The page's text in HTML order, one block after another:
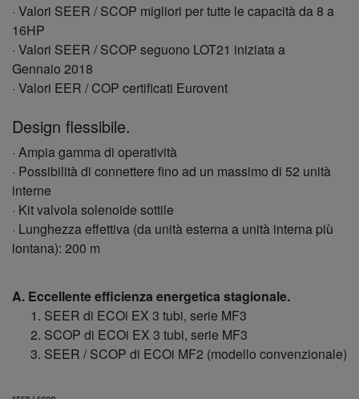
· Valori SEER / SCOP migliori per tutte le capacità da 8 a
16HP
· Valori SEER / SCOP seguono LOT21 iniziata a
Gennaio 2018
· Valori EER / COP certificati Eurovent
Design flessibile.
· Ampia gamma di operatività
· Possibilità di connettere fino ad un massimo di 52 unità
interne
· Kit valvola solenoide sottile
· Lunghezza effettiva (da unità esterna a unità interna più
lontana): 200 m
A. Eccellente efficienza energetica stagionale.
SEER di ECOi EX 3 tubi, serie MF3
SCOP di ECOi EX 3 tubi, serie MF3
SEER / SCOP di ECOi MF2 (modello convenzionale)